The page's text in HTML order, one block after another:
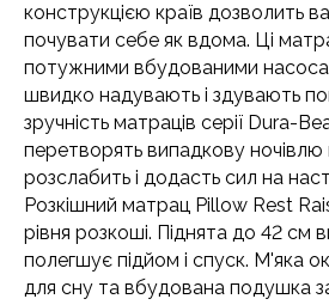
конструкцією країв дозволить
почувати себе як вдома. Ці
потужними вбудованими
швидко надувають і здувають
зручність матраців серії Dura-
перетворять випадкову ночівлю
розслабить і додасть сил на
Розкішний матрац Pillow Rest
рівня розкоші. Піднята до 42 см
полегшує підйом і спуск. М'яка
для сну та вбудована подушка